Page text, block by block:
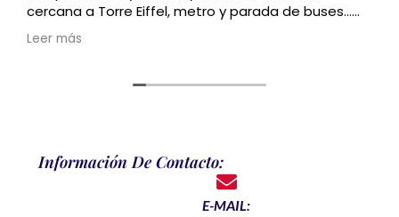
cercana a Torre Eiffel, metro y parada de buses…
Recomendado
Leer más
Información De Contacto:
E-MAIL: